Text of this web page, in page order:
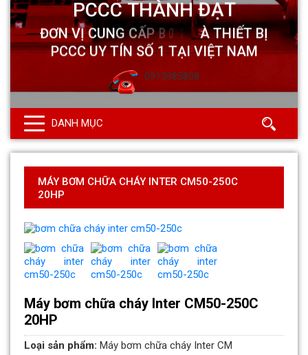
0913985808
DANH MỤC
MÁY BƠM CHỮA CHÁY INTER CM50-250C
20HP
Máy bơm chữa cháy Inter CM50-250C
20HP
Loại sản phẩm: Máy bơm chữa cháy Inter CM